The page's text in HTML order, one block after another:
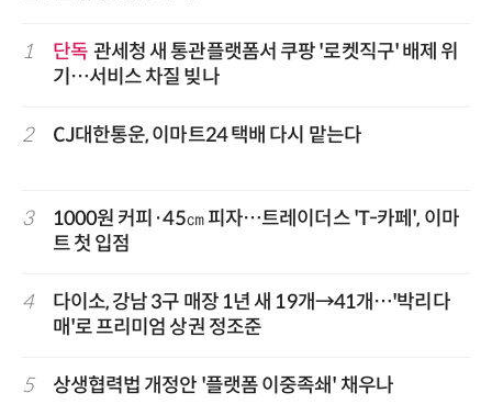
1 단독 관세청 새 통관플랫폼서 쿠팡 '로켓직구' 배제 위
기…서비스 차질 빚나
2 CJ대한통운, 이마트24 택배 다시 맡는다
3
1000원 커피·45㎝ 피자…트레이더스 'T-카페', 이마
트 첫 입점
4
다이소, 강남 3구 매장 1년 새 19개→41개…'박리다
매'로 프리미엄 상권 정조준
5 상생협력법 개정안 '플랫폼 이중족쇄' 채우나